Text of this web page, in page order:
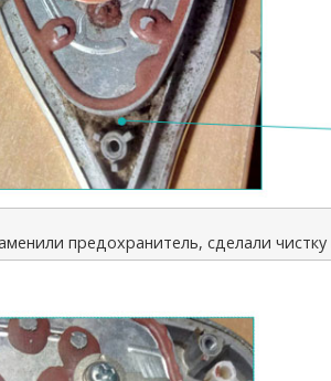
предохранитель, сделали